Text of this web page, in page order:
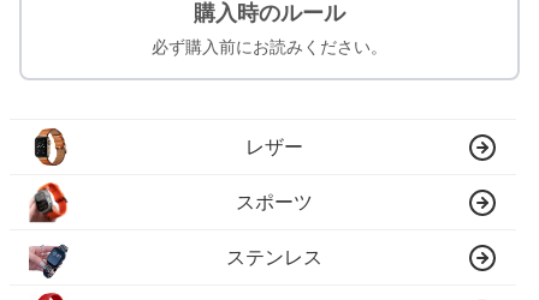
購入時のルール
必ず購入前にお読みください。
レザー
スポーツ
ステンレス